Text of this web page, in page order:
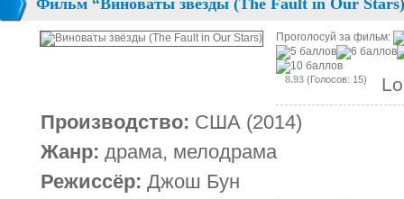
Фильм “Виноваты звёзды (The Fault in Our
Проголосуй за фильм:
8.93 (Голосов: 15)
Производство: США (2014)
Жанр: драма, мелодрама
Режиссёр: Джош Бун